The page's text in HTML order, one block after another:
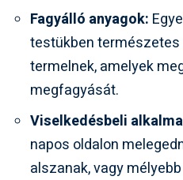
Fagyálló anyagok:
testükben
termelnek, amelyek
megfagyását.
Viselkedésbeli
napos oldalon
alszanak, vagy